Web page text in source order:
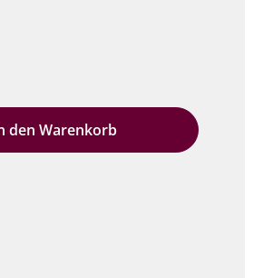
den Warenkorb